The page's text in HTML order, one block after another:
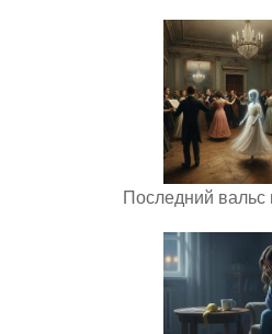
Последний вальс